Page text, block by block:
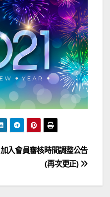
加入會員審核時間調整公告
(再次更正)